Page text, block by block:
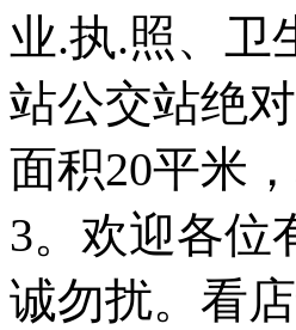
业.执.照、卫
站公交站绝
面积20平米
3。欢迎各位
诚勿扰。看